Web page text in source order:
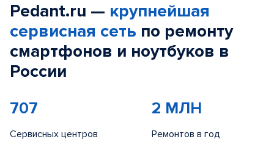
Pedant.ru — крупнейшая
сервисная сеть по ремонту
смартфонов и ноутбуков в
России
707
Сервисных центров
2 МЛН
Ремонтов в год